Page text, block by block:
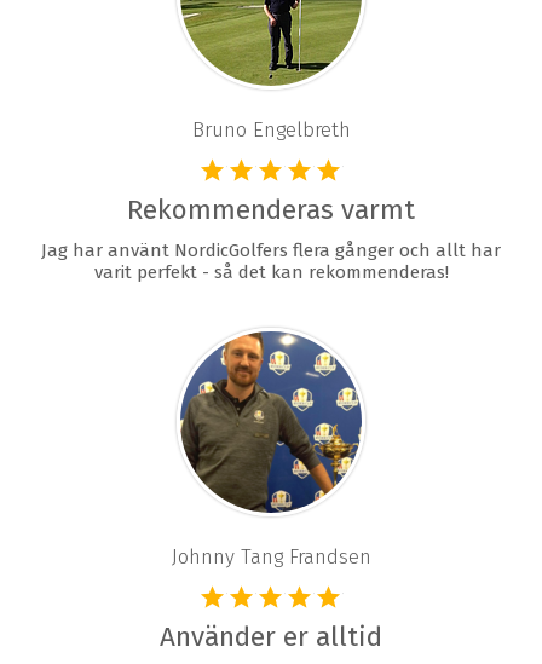
Bruno Engelbreth
Rekommenderas varmt
Jag har använt NordicGolfers flera gånger och allt har
varit perfekt - så det kan rekommenderas!
Johnny Tang Frandsen
Använder er alltid